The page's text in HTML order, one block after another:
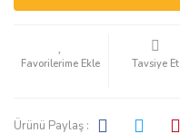
Tavsiye Et
Ürünü Paylaş :